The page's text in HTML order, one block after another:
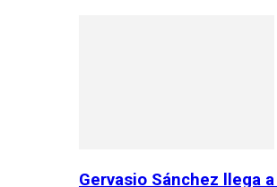
Gervasio Sánchez llega